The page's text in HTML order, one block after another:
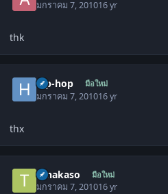
มกราคม 7, 201016 yr
thk
hip-hop มือใหม่
มกราคม 7, 201016 yr
thx
tanakaso มือใหม่
มกราคม 7, 201016 yr